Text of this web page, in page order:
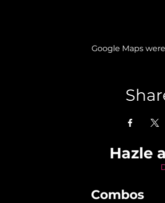
Google Maps
Hazle
Combos